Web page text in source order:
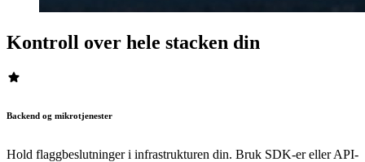
Kontroll over hele stacken din
star
Backend og mikrotjenester
Hold flaggbeslutninger i infrastrukturen din. Bruk SDK-er eller API-